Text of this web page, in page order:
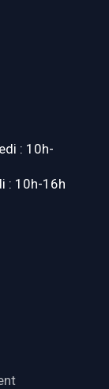
: 10h-
: 10h-16h